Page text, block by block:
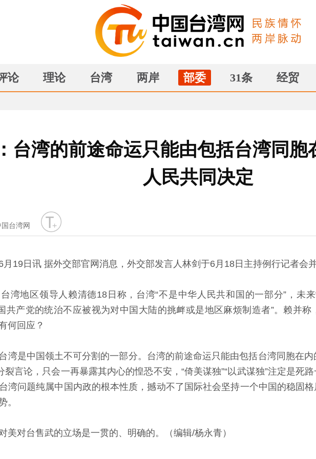
论 理论 台湾 两岸 部委 31条 经贸
台湾的前途命运只能由包括台湾同胞
人民共同决定
台湾网
字号
日讯 据外交部官网消息，外交部发言人林剑于6月18日主持例行记者会并
地区领导人赖清德18日称，台湾“不是中华人民共和国的一部分”，未
共产党的统治不应被视为对中国大陆的挑衅或是地区麻烦制造者”。赖并
何回应？
是中国领土不可分割的一部分。台湾的前途命运只能由包括台湾同胞在内
裂言论，只会一再暴露其内心的惶恐不安，“倚美谋独”“以武谋独”注定是死
湾问题纯属中国内政的根本性质，撼动不了国际社会坚持一个中国的稳固
。
对台售武的立场是一贯的、明确的。（编辑/杨永青）